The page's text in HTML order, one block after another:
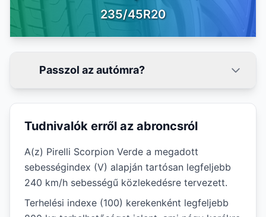
235/45R20
Passzol az autómra?
Tudnivalók erről az abroncsról
A(z) Pirelli Scorpion Verde a megadott
sebességindex (V) alapján tartósan legfeljebb
240 km/h sebességű közlekedésre tervezett.
Terhelési indexe (100) kerekenként legfeljebb